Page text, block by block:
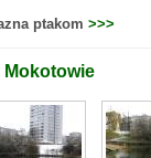
ptakom >>>